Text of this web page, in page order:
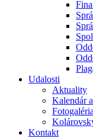
Udalosti
Aktuality
Kalendár
Fotogaléria
Kontakt